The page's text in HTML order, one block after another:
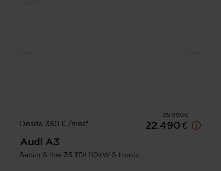
26.990 €
Desde 350 € /mes*
22.490 €
Audi A3
Sedan S line 35 TDI 110kW S tronic